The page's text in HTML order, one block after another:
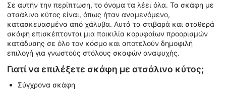
Σε αυτήν την περίπτωση, το όνομα τα λέει όλα. Τα σκάφη με
ατσάλινο κύτος είναι, όπως ήταν αναμενόμενο,
κατασκευασμένα από χάλυβα. Αυτά τα στιβαρά και σταθερά
σκάφη επισκέπτονται μια ποικιλία κορυφαίων προορισμών
κατάδυσης σε όλο τον κόσμο και αποτελούν δημοφιλή
επιλογή για γνωστούς στόλους σκαφών αναψυχής.
Γιατί να επιλέξετε σκάφη με ατσάλινο κύτος;
Σύγχρονα σκάφη